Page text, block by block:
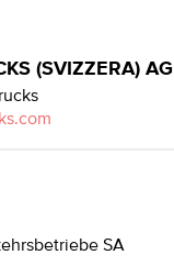
(SVIZZERA) AG
SA